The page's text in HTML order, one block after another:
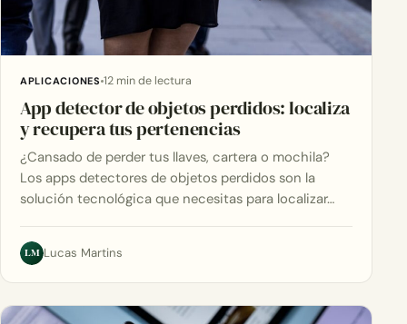
APLICACIONES 12 min de lectura
App detector de objetos perdidos: localiza
y recupera tus pertenencias
¿Cansado de perder tus llaves, cartera o mochila?
Los apps detectores de objetos perdidos son la
solución tecnológica que necesitas para localizar…
LM Lucas Martins